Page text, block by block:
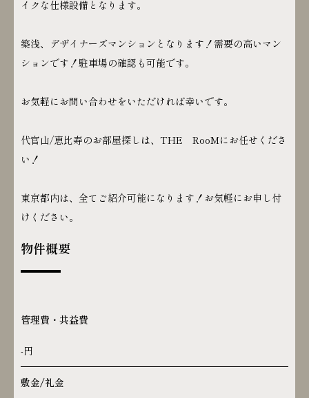
イクな仕様設備となります。
築浅、デザイナーズマンションとなります！需要の高いマン
ションです！駐車場の確認も可能です。
お気軽にお問い合わせをいただければ幸いです。
代官山/恵比寿のお部屋探しは、THE RooMにお任せくださ
い！
東京都内は、全てご紹介可能になります！お気軽にお申し付
けください。
物件概要
管理費・共益費
-円
敷金/礼金